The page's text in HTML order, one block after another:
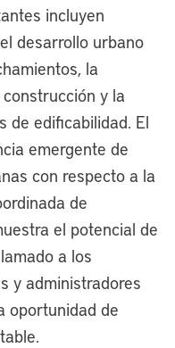
incluyen
desarrollo urbano
la
y la
de edificabilidad. El
emergente de
con respecto a la
de
el potencial de
a los
y administradores
oportunidad de